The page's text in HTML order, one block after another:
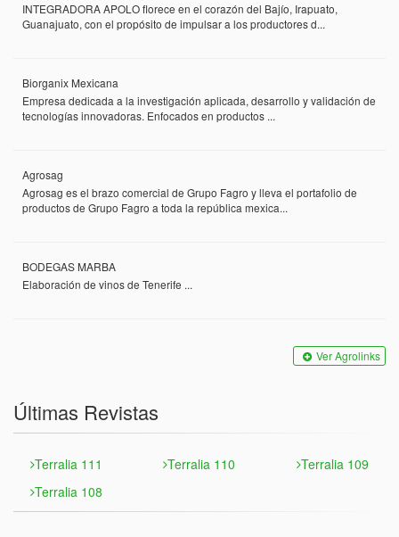
INTEGRADORA APOLO florece en el corazón del Bajío, Irapuato,
Guanajuato, con el propósito de impulsar a los productores d...
Biorganix Mexicana
Empresa dedicada a la investigación aplicada, desarrollo y validación de
tecnologías innovadoras. Enfocados en productos ...
Agrosag
Agrosag es el brazo comercial de Grupo Fagro y lleva el portafolio de
productos de Grupo Fagro a toda la república mexica...
BODEGAS MARBA
Elaboración de vinos de Tenerife ...
Ver Agrolinks
Últimas Revistas
Terralia 111 Terralia 110
Terralia 109
Terralia 108